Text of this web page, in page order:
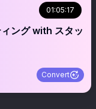
区公式】毎週木曜放送
01:05:17
ング with スタッ
Convert